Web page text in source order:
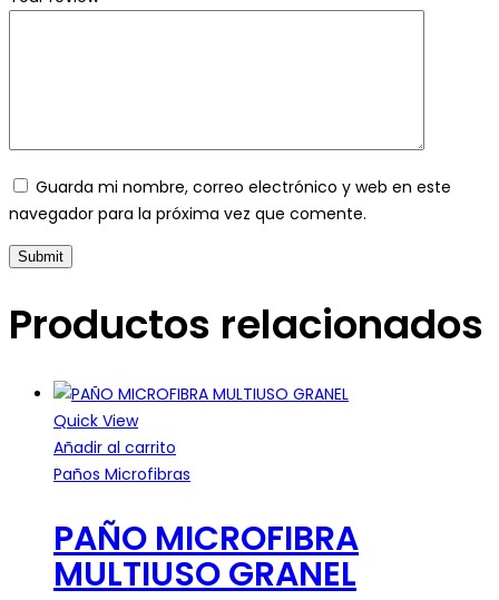
Guarda mi nombre, correo electrónico y web en este
navegador para la próxima vez que comente.
Productos relacionados
Quick View
Añadir al carrito
Paños Microfibras
PAÑO MICROFIBRA
MULTIUSO GRANEL